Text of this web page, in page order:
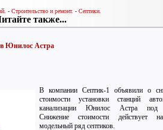
- Строительство и ремонт. - Септики.
также...
Юнилос Астра
В компании Септик-1 объявили о
стоимости установки станций
канализации Юнилос Астра
Снижение стоимости действует
модельный ряд септиков.